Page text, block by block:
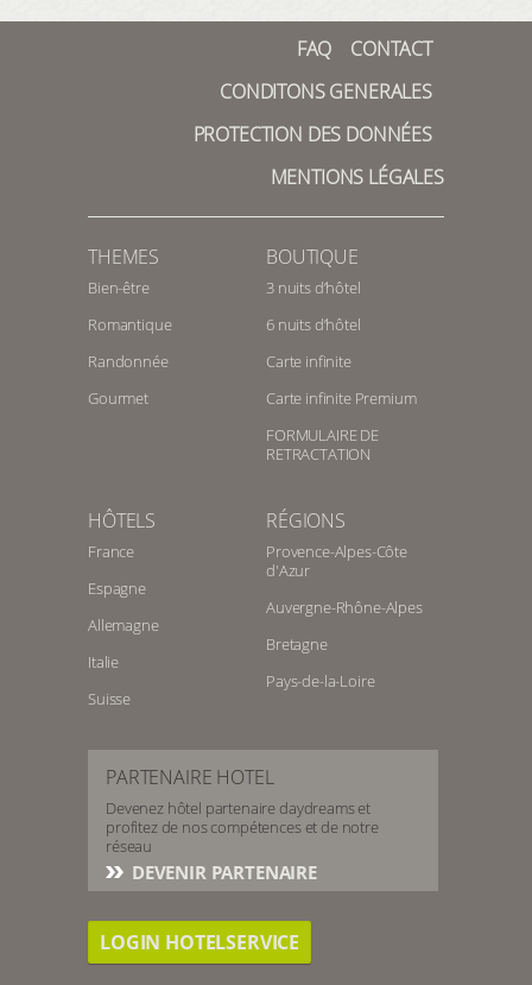
sommet et revient au point de
départ. Un autre sentier de
randonnée est le tour du Hohe
Möhr. Il y a une tour sur la montagne
avec une plate-forme d'observation à
25 mètres du sol. Cela vous offre une
vue magnifique sur les vallées
suisse. Au total, 123 randonnées
variées sont proposées dans la
région de Schopfheim.
FAQ
CONTACT
CONDITONS GENERALES
PROTECTION DES DONNÉES
MENTIONS LÉGALES
THEMES
Bien-être
Romantique
Randonnée
Gourmet
BOUTIQUE
3 nuits d’hôtel
6 nuits d’hôtel
Carte infinite
Carte infinite Premium
FORMULAIRE DE
RETRACTATION
HÔTELS
France
Espagne
Allemagne
Italie
Suisse
RÉGIONS
Provence-Alpes-Côte
d'Azur
Auvergne-Rhône-Alpes
Bretagne
Pays-de-la-Loire
PARTENAIRE HOTEL
Devenez hôtel partenaire daydreams et
profitez de nos compétences et de notre
réseau
DEVENIR PARTENAIRE
LOGIN HOTELSERVICE